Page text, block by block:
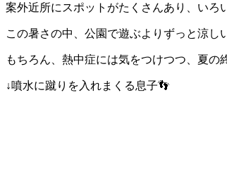
案外近所にスポットがたくさんあり、いろ
この暑さの中、公園で遊ぶよりずっと涼
もちろん、熱中症には気をつけつつ、夏
↓噴水に蹴りを入れまくる息子👣